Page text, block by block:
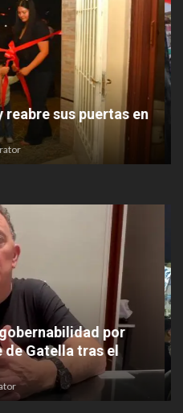
espacio en Ruta 9 y
Paula
y llamó a «elegir el